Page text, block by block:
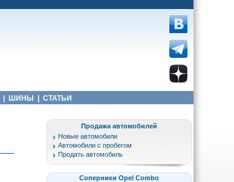
ШИНЫ СТАТЬИ
Продажа автомобилей
Новые автомобили
Автомобили с пробегом
Продать автомобиль
Соперники Opel Combo